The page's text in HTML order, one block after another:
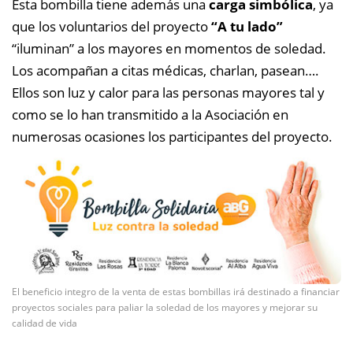
Esta bombilla tiene además una carga simbólica, ya
que los voluntarios del proyecto“A tu lado”
“iluminan” a los mayores en momentos de soledad.
Los acompañan a citas médicas, charlan, pasean….
Ellos son luz y calor para las personas mayores tal y
como se lo han transmitido a la Asociación en
numerosas ocasiones los participantes del proyecto.
El beneficio integro de la venta de estas bombillas irá destinado a financiar
proyectos sociales para paliar la soledad de los mayores y mejorar su
calidad de vida